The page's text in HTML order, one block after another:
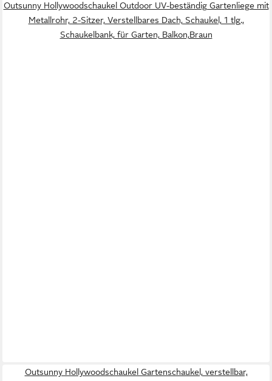
Outsunny Hollywoodschaukel Outdoor UV-beständig Gartenliege mit
Metallrohr, 2-Sitzer, Verstellbares Dach, Schaukel, 1 tlg.,
Schaukelbank, für Garten, Balkon,Braun
Outsunny Hollywoodschaukel Gartenschaukel, verstellbar,